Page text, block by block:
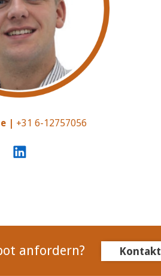
| +31 6-12757056
anfordern? Kontakt